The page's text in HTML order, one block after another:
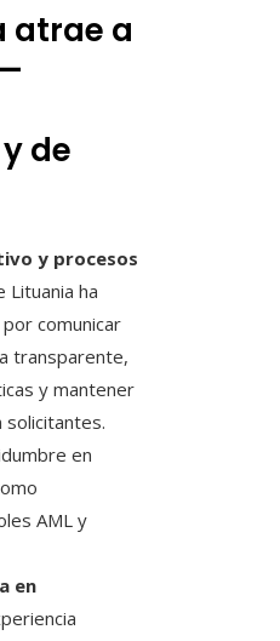
atrae a
de
y procesos
Lituania ha
comunicar
transparente,
y mantener
solicitantes.
en
AML y
en